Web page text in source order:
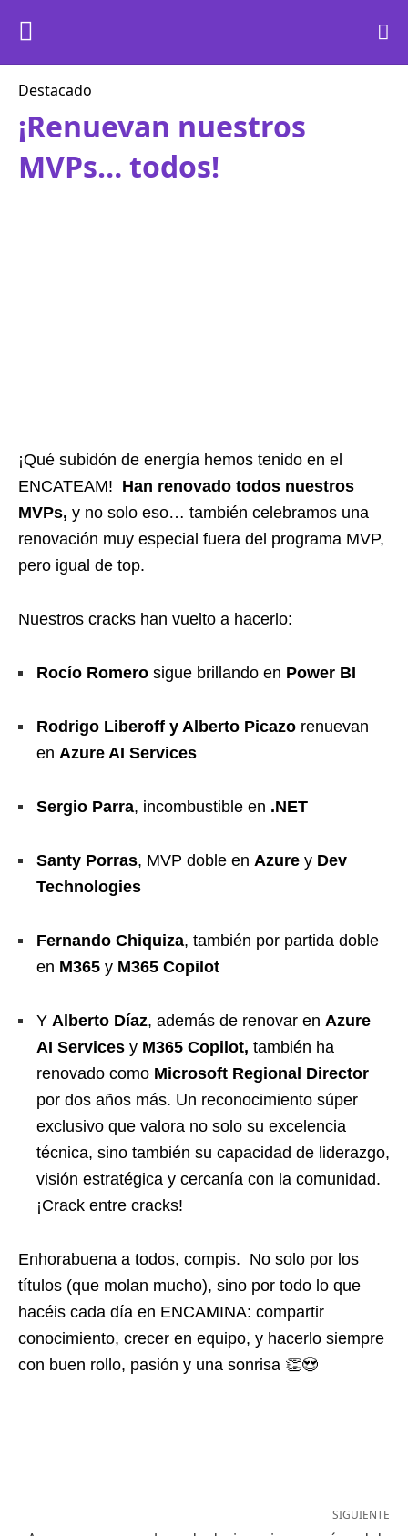
Destacado
¡Renuevan nuestros
MVPs… todos!
¡Qué subidón de energía hemos tenido en el
ENCATEAM! Han renovado todos nuestros
MVPs, y no solo eso… también celebramos una
renovación muy especial fuera del programa MVP,
pero igual de top.
Nuestros cracks han vuelto a hacerlo:
Rocío Romero sigue brillando en Power BI
Rodrigo Liberoff y Alberto Picazo renuevan
en Azure AI Services
Sergio Parra, incombustible en .NET
Santy Porras, MVP doble en Azure y Dev
Technologies
Fernando Chiquiza, también por partida doble
en M365 y M365 Copilot
Y Alberto Díaz, además de renovar en Azure
AI Services y M365 Copilot, también ha
renovado como Microsoft Regional Director
por dos años más. Un reconocimiento súper
exclusivo que valora no solo su excelencia
técnica, sino también su capacidad de liderazgo,
visión estratégica y cercanía con la comunidad.
¡Crack entre cracks!
Enhorabuena a todos, compis. No solo por los
títulos (que molan mucho), sino por todo lo que
hacéis cada día en ENCAMINA: compartir
conocimiento, crecer en equipo, y hacerlo siempre
con buen rollo, pasión y una sonrisa 👏😍
SIGUIENTE